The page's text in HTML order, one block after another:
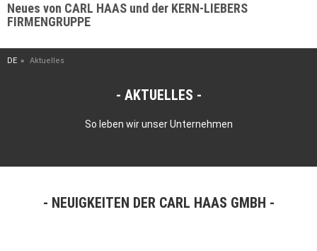
Neues von CARL HAAS und der KERN-LIEBERS
FIRMENGRUPPE
DE Aktuelles
AKTUELLES
So leben wir unser Unternehmen
NEUIGKEITEN DER CARL HAAS GMBH